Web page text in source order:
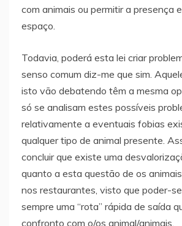
com animais ou permitir a presença
espaço.
Todavia, poderá esta lei criar
senso comum diz-me que sim.
isto vão debatendo têm a mesma
só se analisam estes possíveis
relativamente a eventuais fobias
qualquer tipo de animal presente.
concluir que existe uma
quanto a esta questão de os
nos restaurantes, visto que poder-
sempre uma “rota” rápida de saída
confronto com o/os animal/animais.